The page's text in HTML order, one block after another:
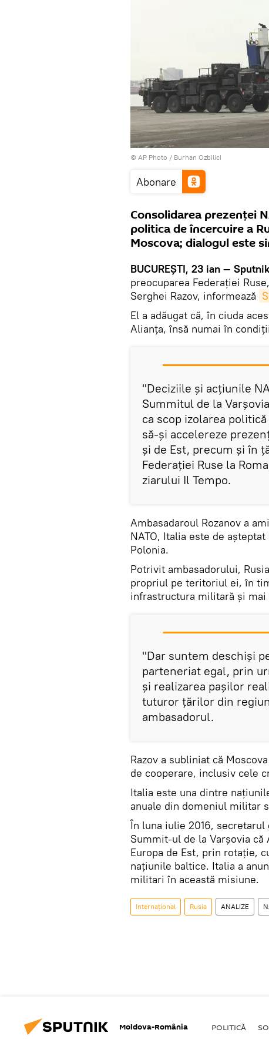
© AP Photo / Burhan Ozbilici
Abonare
Consolidarea prezenței
politica de încercuire a
Moscova; dialogul este
BUCUREŞTI, 23 ian —
preocuparea Federaţiei
Serghei Razov, informează
El a adăugat că, în ciuda
Alianța, însă numai în
"Deciziile și acțiunile
Summitul de la
ca scop izolarea
să-şi accelereze
și de Est, precum și în
Federaţiei Ruse la
ziarului Il Tempo.
Ambasadaroul Rozanov a
NATO, Italia este de
Polonia.
Potrivit ambasadorului,
propriul pe teritoriul ei, în
infrastructura militară şi
"Dar suntem deschiși
parteneriat egal, prin
și realizarea pașilor
tuturor țărilor din
ambasadorul.
Razov a subliniat că
de cooperare, inclusiv cele
Italia este una dintre
anuale din domeniul militar
În luna iulie 2016,
Summit-ul de la Varșovia
Europa de Est, prin rotație,
națiunile baltice. Italia a
militari în această misiune.
Internaţional Rusia ANALIZE
Moldova-România POLITICĂ